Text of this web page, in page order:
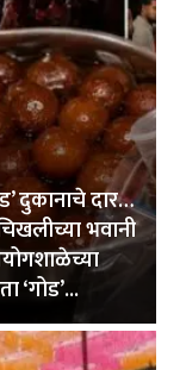
दुकानाचे दार…
भवानी